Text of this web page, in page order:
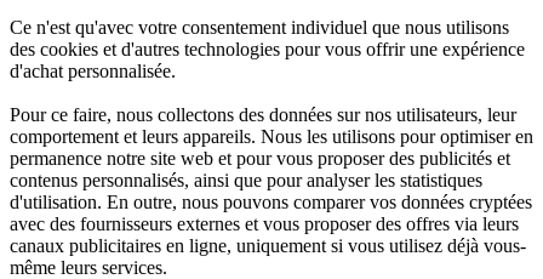
Ce n'est qu'avec votre consentement individuel que nous utilisons
des cookies et d'autres technologies pour vous offrir une expérience
d'achat personnalisée.
Pour ce faire, nous collectons des données sur nos utilisateurs, leur
comportement et leurs appareils. Nous les utilisons pour optimiser en
permanence notre site web et pour vous proposer des publicités et
contenus personnalisés, ainsi que pour analyser les statistiques
d'utilisation. En outre, nous pouvons comparer vos données cryptées
avec des fournisseurs externes et vous proposer des offres via leurs
canaux publicitaires en ligne, uniquement si vous utilisez déjà vous-
même leurs services.